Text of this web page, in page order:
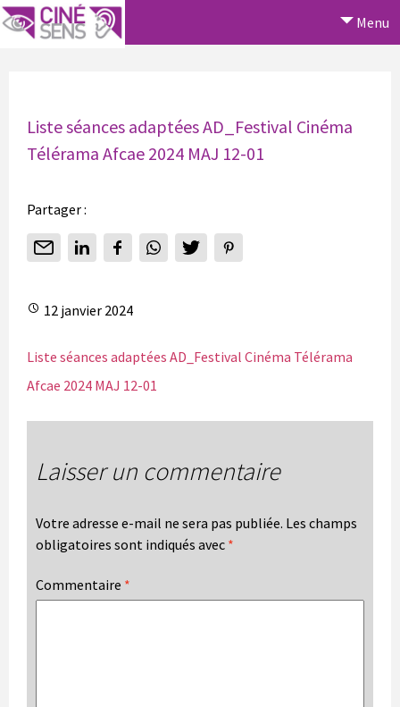
Menu
Liste séances adaptées AD_Festival Cinéma
Télérama Afcae 2024 MAJ 12-01
Partager :
12 janvier 2024
Liste séances adaptées AD_Festival Cinéma Télérama
Afcae 2024 MAJ 12-01
Laisser un commentaire
Votre adresse e-mail ne sera pas publiée. Les champs
obligatoires sont indiqués avec *
Commentaire *